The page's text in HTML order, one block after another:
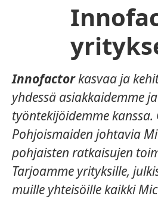
Innofactorkasvaa ja
yhdessä asiakkaidemme ja
työntekijöidemme kanssa.
Pohjoismaiden johtavia
pohjaisten ratkaisujen
Tarjoamme yrityksille,
muille yhteisöille kaikki